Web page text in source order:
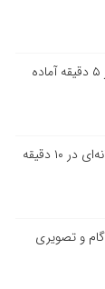
دسر ماست و انار؛ یک میان‌وعده سالم که در ۵ دقیقه آماده
دقیقه
و تصویری